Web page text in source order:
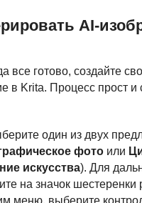
AI-
все готово, создайте
в Krita. Процесс прост и
один из двух
фото или
искусства). Для
на значок шестеренки
меню, выберите